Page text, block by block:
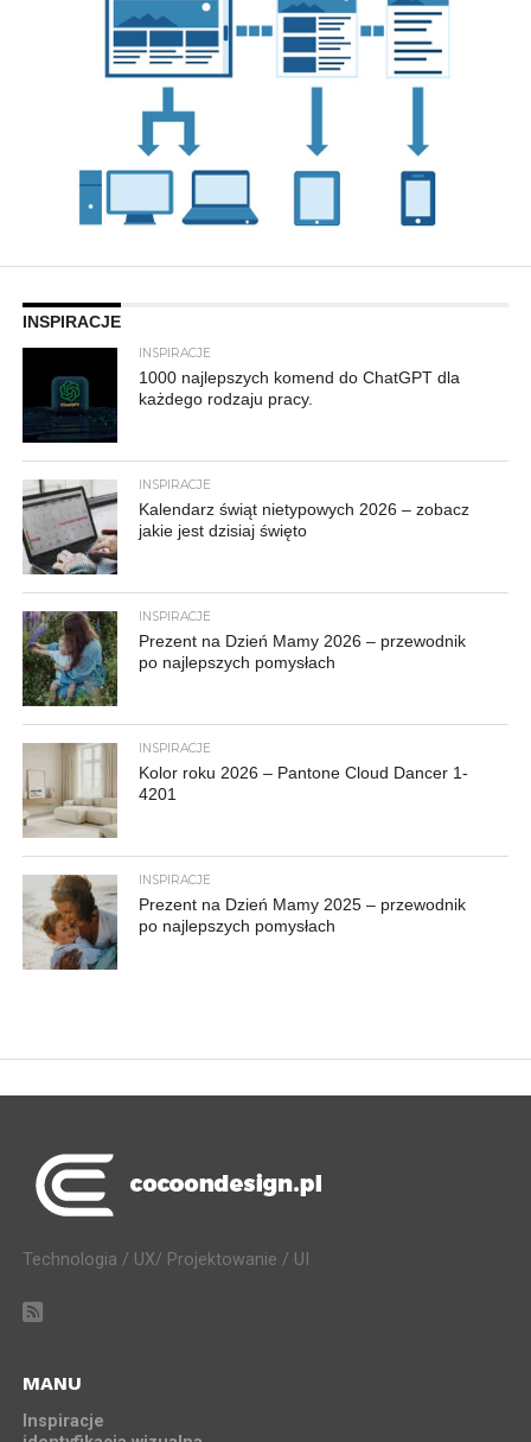
INSPIRACJE
INSPIRACJE
1000 najlepszych komend do ChatGPT dla
każdego rodzaju pracy.
INSPIRACJE
Kalendarz świąt nietypowych 2026 – zobacz
jakie jest dzisiaj święto
INSPIRACJE
Prezent na Dzień Mamy 2026 – przewodnik
po najlepszych pomysłach
INSPIRACJE
Kolor roku 2026 – Pantone Cloud Dancer 1-
4201
INSPIRACJE
Prezent na Dzień Mamy 2025 – przewodnik
po najlepszych pomysłach
Technologia / UX/ Projektowanie / UI
MANU
Inspiracje